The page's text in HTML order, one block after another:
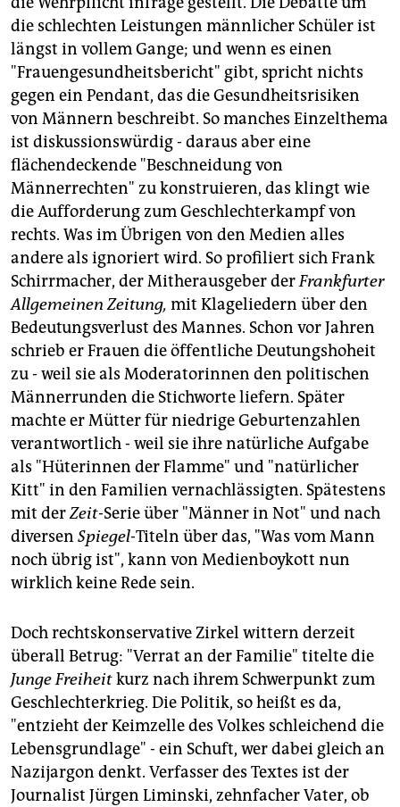
die schlechten Leistungen männlicher Schüler ist
längst in vollem Gange; und wenn es einen
"Frauengesundheitsbericht" gibt, spricht nichts
gegen ein Pendant, das die Gesundheitsrisiken
von Männern beschreibt. So manches Einzelthema
ist diskussionswürdig - daraus aber eine
flächendeckende "Beschneidung von
Männerrechten" zu konstruieren, das klingt wie
die Aufforderung zum Geschlechterkampf von
rechts. Was im Übrigen von den Medien alles
andere als ignoriert wird. So profiliert sich Frank
Schirrmacher, der Mitherausgeber derFrankfurter
Allgemeinen Zeitung, mit Klageliedern über den
Bedeutungsverlust des Mannes. Schon vor Jahren
schrieb er Frauen die öffentliche Deutungshoheit
zu - weil sie als Moderatorinnen den politischen
Männerrunden die Stichworte liefern. Später
machte er Mütter für niedrige Geburtenzahlen
verantwortlich - weil sie ihre natürliche Aufgabe
als "Hüterinnen der Flamme" und "natürlicher
Kitt" in den Familien vernachlässigten. Spätestens
mit derZeit-Serie über "Männer in Not" und nach
diversen Spiegel-Titeln über das, "Was vom Mann
noch übrig ist", kann von Medienboykott nun
wirklich keine Rede sein.
Doch rechtskonservative Zirkel wittern derzeit
überall Betrug: "Verrat an der Familie" titelte die
Junge Freiheitkurz nach ihrem Schwerpunkt zum
Geschlechterkrieg. Die Politik, so heißt es da,
"entzieht der Keimzelle des Volkes schleichend die
Lebensgrundlage" - ein Schuft, wer dabei gleich an
Nazijargon denkt. Verfasser des Textes ist der
Journalist Jürgen Liminski, zehnfacher Vater, ob